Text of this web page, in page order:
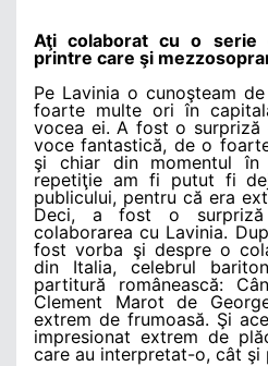
Aţi colaborat cu o serie
printre care şi
Pe Lavinia o cunoşteam
foarte multe ori în
vocea ei. A fost o
voce fantastică, de o
şi chiar din momentul
repetiţie am fi putut fi
publicului, pentru că era
Deci, a fost o
colaborarea cu Lavinia.
fost vorba şi despre o
din Italia, celebrul
partitură românească:
Clement Marot de
extrem de frumoasă. Şi
impresionat extrem de
care au interpretat-o, cât şi